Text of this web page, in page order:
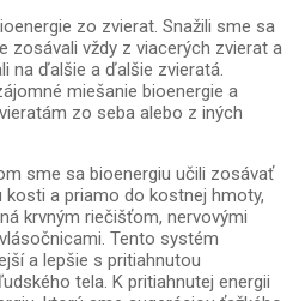
zo zvierat. Snažili sme sa
zosávali vždy z viacerých zvierat a
na ďalšie a ďalšie zvieratá.
miešanie bioenergie a
zo seba alebo z iných
sme sa bioenergiu učili zosávať
a priamo do kostnej hmoty,
krvným riečišťom, nervovými
Tento systém
a lepšie s pritiahnutou
tela. K pritiahnutej energii